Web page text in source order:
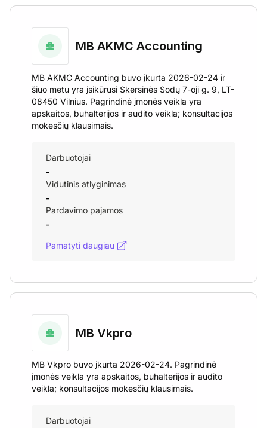
MB AKMC Accounting
MB AKMC Accounting buvo įkurta 2026-02-24 ir
šiuo metu yra įsikūrusi Skersinės Sodų 7-oji g. 9, LT-
08450 Vilnius. Pagrindinė įmonės veikla yra
apskaitos, buhalterijos ir audito veikla; konsultacijos
mokesčių klausimais.
Darbuotojai
-
Vidutinis atlyginimas
-
Pardavimo pajamos
-
Pamatyti daugiau
MB Vkpro
MB Vkpro buvo įkurta 2026-02-24. Pagrindinė
įmonės veikla yra apskaitos, buhalterijos ir audito
veikla; konsultacijos mokesčių klausimais.
Darbuotojai